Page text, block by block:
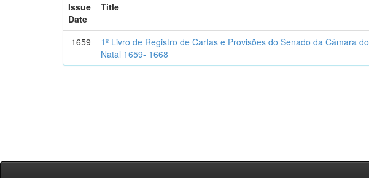
Issue
Date
Title
1659
1º Livro de Registro de Cartas e Provisões do Senado da Câmara do
Natal 1659- 1668